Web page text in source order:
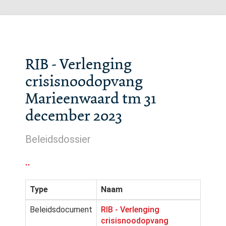
RIB - Verlenging
crisisnoodopvang
Marieenwaard tm 31
december 2023
Beleidsdossier
..
Type Naam
Beleidsdocument
RIB - Verlenging
crisisnoodopvang